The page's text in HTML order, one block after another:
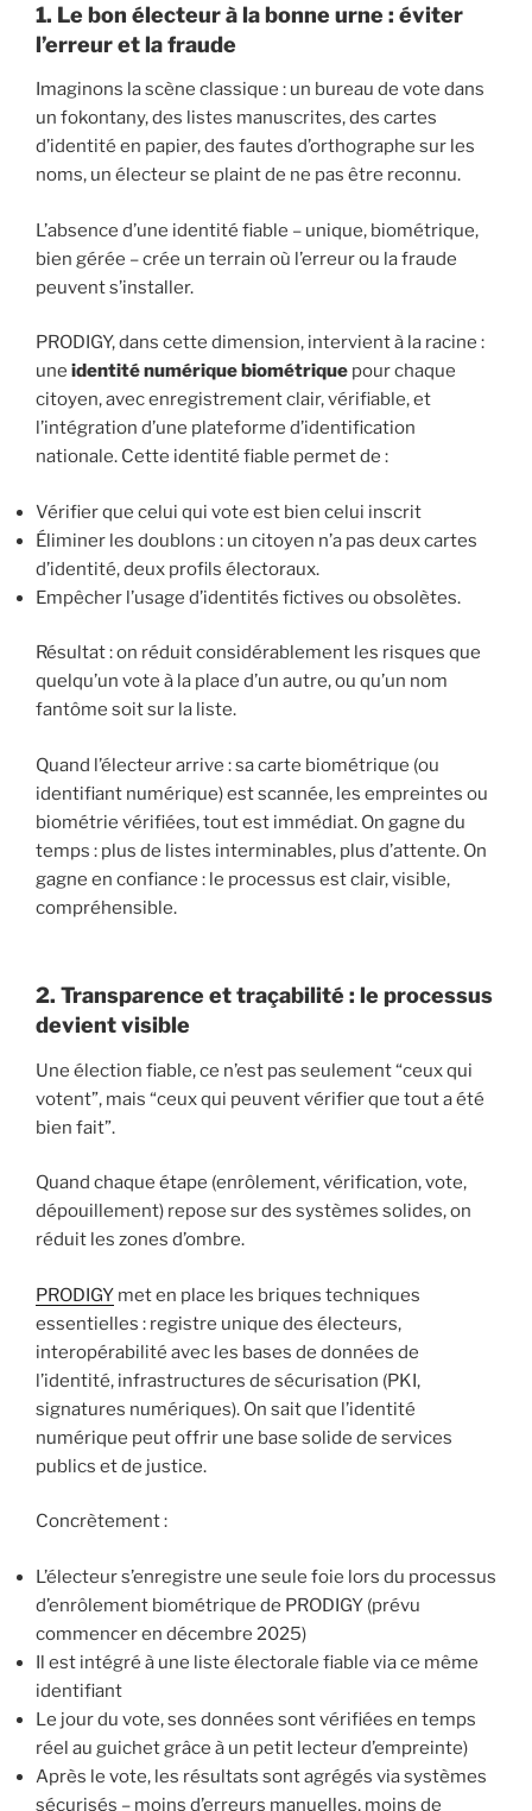
1. Le bon électeur à la bonne urne : éviter
l’erreur et la fraude
Imaginons la scène classique : un bureau de vote dans
un fokontany, des listes manuscrites, des cartes
d’identité en papier, des fautes d’orthographe sur les
noms, un électeur se plaint de ne pas être reconnu.
L’absence d’une identité fiable – unique, biométrique,
bien gérée – crée un terrain où l’erreur ou la fraude
peuvent s’installer.
PRODIGY, dans cette dimension, intervient à la racine :
une identité numérique biométrique pour chaque
citoyen, avec enregistrement clair, vérifiable, et
l’intégration d’une plateforme d’identification
nationale. Cette identité fiable permet de :
Vérifier que celui qui vote est bien celui inscrit
Éliminer les doublons : un citoyen n’a pas deux cartes
d’identité, deux profils électoraux.
Empêcher l’usage d’identités fictives ou obsolètes.
Résultat : on réduit considérablement les risques que
quelqu’un vote à la place d’un autre, ou qu’un nom
fantôme soit sur la liste.
Quand l’électeur arrive : sa carte biométrique (ou
identifiant numérique) est scannée, les empreintes ou
biométrie vérifiées, tout est immédiat. On gagne du
temps : plus de listes interminables, plus d’attente. On
gagne en confiance : le processus est clair, visible,
compréhensible.
2. Transparence et traçabilité : le processus
devient visible
Une élection fiable, ce n’est pas seulement “ceux qui
votent”, mais “ceux qui peuvent vérifier que tout a été
bien fait”.
Quand chaque étape (enrôlement, vérification, vote,
dépouillement) repose sur des systèmes solides, on
réduit les zones d’ombre.
PRODIGY met en place les briques techniques
essentielles : registre unique des électeurs,
interopérabilité avec les bases de données de
l’identité, infrastructures de sécurisation (PKI,
signatures numériques). On sait que l’identité
numérique peut offrir une base solide de services
publics et de justice.
Concrètement :
L’électeur s’enregistre une seule foie lors du processus
d’enrôlement biométrique de PRODIGY (prévu
commencer en décembre 2025)
Il est intégré à une liste électorale fiable via ce même
identifiant
Le jour du vote, ses données sont vérifiées en temps
réel au guichet grâce à un petit lecteur d’empreinte)
Après le vote, les résultats sont agrégés via systèmes
sécurisés – moins d’erreurs manuelles, moins de